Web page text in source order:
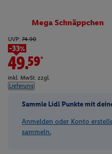
Mega Schnäppchen
UVP: 74.90
-33%
49.59*
inkl. MwSt. zzgl.
Lieferung
Sammle Lidl Punkte mit
Anmelden oder Konto
sammeln.